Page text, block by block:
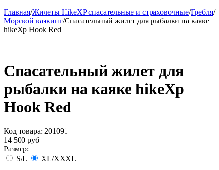
Главная/Жилеты HikeXP спасательные и страховочные/Гребля/
Морской каякинг/Спасательный жилет для рыбалки на каяке
hikeXp Hook Red
Спасательный жилет для
рыбалки на каяке hikeXp
Hook Red
Код товара: 201091
14 500 руб
Размер:
S/L
XL/XXXL